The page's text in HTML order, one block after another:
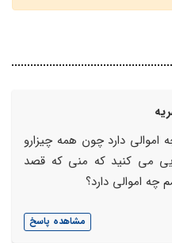
دارد چون همه چیزارو
می کنید که منی که قصد
چه اموالی دارد؟
مشاهده پاسخ